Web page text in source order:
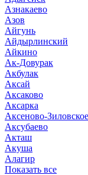
Азнакаево
Азов
Айгунь
Айдырлинский
Айкино
Ак-Довурак
Акбулак
Аксай
Аксаково
Аксарка
Аксеново-Зиловское
Аксубаево
Акташ
Акуша
Алагир
Показать все